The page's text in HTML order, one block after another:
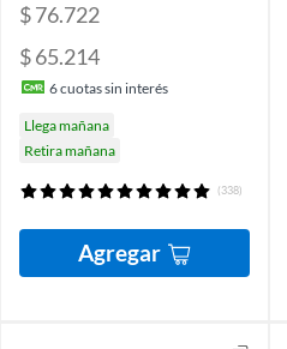
$ 76.722
$ 65.214
6cuotas sin interés
Llega mañana
Retira mañana
(338)
Agregar